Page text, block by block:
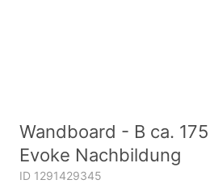
Wandboard - B ca.
Evoke Nachbildung
ID 1291429345